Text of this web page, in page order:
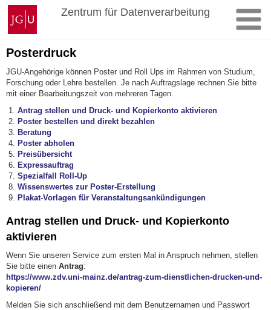
Zum
Inhalt
springen
Johannes
Gutenberg-
Universität
Mainz
Zentrum für Datenverarbeitung
Posterdruck
JGU-Angehörige können Poster und Roll Ups im Rahmen von Studium,
Forschung oder Lehre bestellen. Je nach Auftragslage rechnen Sie bitte
mit einer Bearbeitungszeit von mehreren Tagen.
Antrag stellen und Druck- und Kopierkonto aktivieren
Poster bestellen und direkt bezahlen
Beratung
Poster abholen
Preisübersicht
Expressauftrag
Spezialfall Roll-Up
Wissenswertes zur Poster-Erstellung
Plakat-Vorlagen für Veranstaltungsankündigungen
Antrag stellen und Druck- und Kopierkonto
aktivieren
Wenn Sie unseren Service zum ersten Mal in Anspruch nehmen, stellen
Sie bitte einen Antrag:
https://www.zdv.uni-mainz.de/antrag-zum-dienstlichen-drucken-und-
kopieren/
Melden Sie sich anschließend mit dem Benutzernamen und Passwort